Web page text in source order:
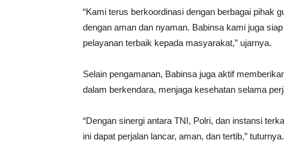
“Kami terus berkoordinasi dengan berbagai pihak
dengan aman dan nyaman. Babinsa kami juga
pelayanan terbaik kepada masyarakat,” ujarnya.
Selain pengamanan, Babinsa juga aktif
dalam berkendara, menjaga kesehatan selama
“Dengan sinergi antara TNI, Polri, dan instansi
ini dapat perjalan lancar, aman, dan tertib,”